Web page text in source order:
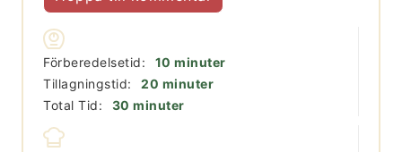
Förberedelsetid: 10 minuter
minuter
Tillagningstid:
20 minuter
minuter
Total Tid:
30 minuter
minuter